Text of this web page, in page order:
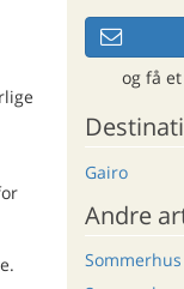
og få
Gairo
Andre